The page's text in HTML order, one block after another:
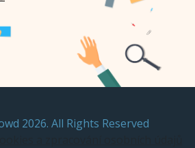
2026. All Rights Reserved